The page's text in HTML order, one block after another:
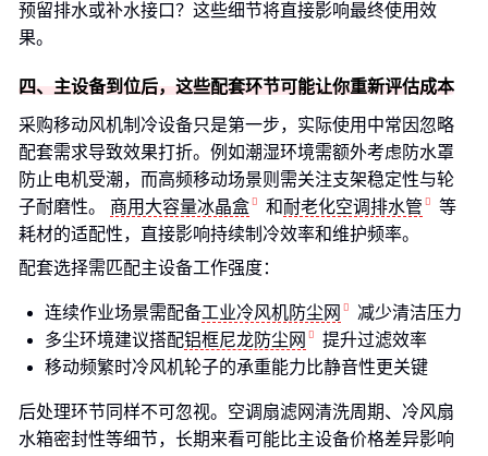
预留排水或补水接口？这些细节将直接影响最终使用效
果。
四、主设备到位后，这些配套环节可能让你重新评估成本
采购移动风机制冷设备只是第一步，实际使用中常因忽略
配套需求导致效果打折。例如潮湿环境需额外考虑防水罩
防止电机受潮，而高频移动场景则需关注支架稳定性与轮
子耐磨性。 商用大容量冰晶盒 和耐老化空调排水管
等
耗材的适配性，直接影响持续制冷效率和维护频率。
配套选择需匹配主设备工作强度：
连续作业场景需配备工业冷风机防尘网
减少清洁压力
多尘环境建议搭配铝框尼龙防尘网
提升过滤效率
移动频繁时冷风机轮子的承重能力比静音性更关键
后处理环节同样不可忽视。空调扇滤网清洗周期、冷风扇
水箱密封性等细节，长期来看可能比主设备价格差异影响